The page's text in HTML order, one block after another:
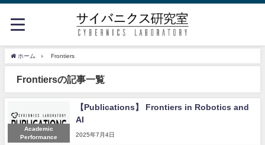
ホーム Frontiers
Frontiersの記事一覧
Academic
Performance
【Publications】 Frontiers in Robotics and
AI
2025年7月4日